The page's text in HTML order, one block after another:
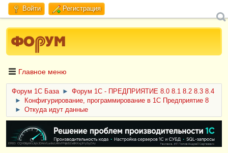
Войти Регистрация
Главное меню
Форум 1C База ►
Форум 1С - ПРЕДПРИЯТИЕ 8.0 8.1 8.2 8.3 8.4
►
Конфигурирование, программирование в 1С Предприятие 8
►
Откуда идут данные
ERID: CQH36pWzJqVJD4xVLsnhcU4hVPNjkBZe8KKxjJiYySyZAz